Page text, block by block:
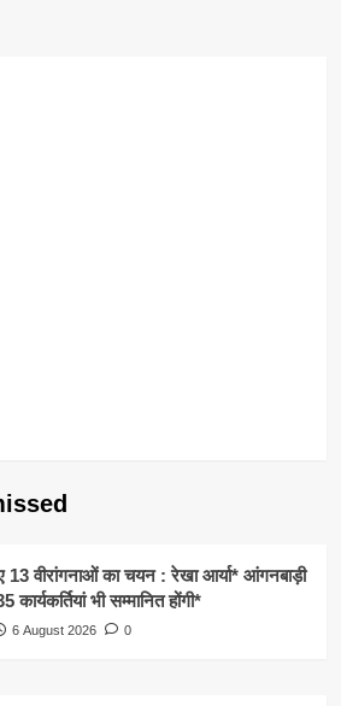
13 वीरांगनाओं का चयन : रेखा आर्या* आंगनबाड़ी
भी सम्मानित होंगी*
6 August 2026 0